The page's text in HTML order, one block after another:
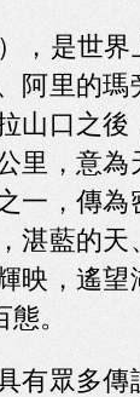
，是世
阿里的
山口之
里，意
一，傳
湛藍的
映，遙
。
有眾多